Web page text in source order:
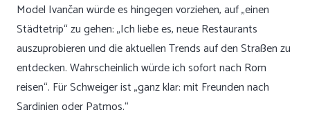
Model Ivančan würde es hingegen vorziehen, auf „einen
Städtetrip“ zu gehen: „Ich liebe es, neue Restaurants
auszuprobieren und die aktuellen Trends auf den Straßen zu
entdecken. Wahrscheinlich würde ich sofort nach Rom
reisen“. Für Schweiger ist „ganz klar: mit Freunden nach
Sardinien oder Patmos.“